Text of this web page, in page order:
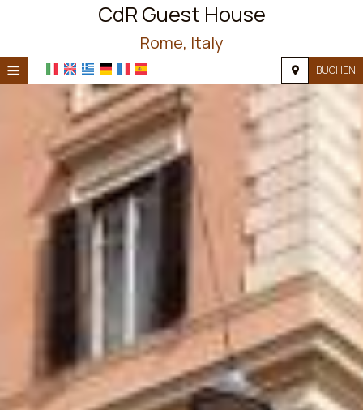
CdR Guest House
Rome, Italy
≡ BUCHEN
STARTSEITE
STANDORT
UNTERKUNFT
EINRICHTUNGEN
FOTOGALLERIE
KONTAKT